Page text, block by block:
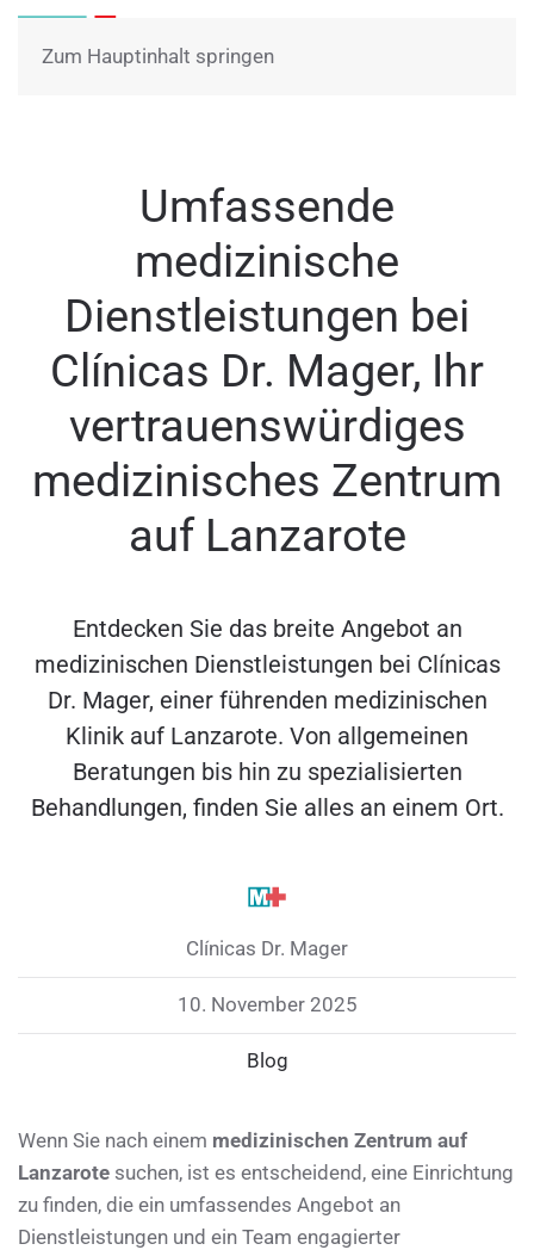
Zum Hauptinhalt springen
Umfassende
medizinische
Dienstleistungen bei
Clínicas Dr. Mager, Ihr
vertrauenswürdiges
medizinisches Zentrum
auf Lanzarote
Entdecken Sie das breite Angebot an
medizinischen Dienstleistungen bei Clínicas
Dr. Mager, einer führenden medizinischen
Klinik auf Lanzarote. Von allgemeinen
Beratungen bis hin zu spezialisierten
Behandlungen, finden Sie alles an einem Ort.
Clínicas Dr. Mager
10. November 2025
Blog
Wenn Sie nach einem medizinischen Zentrum auf
Lanzarote suchen, ist es entscheidend, eine Einrichtung
zu finden, die ein umfassendes Angebot an
Dienstleistungen und ein Team engagierter